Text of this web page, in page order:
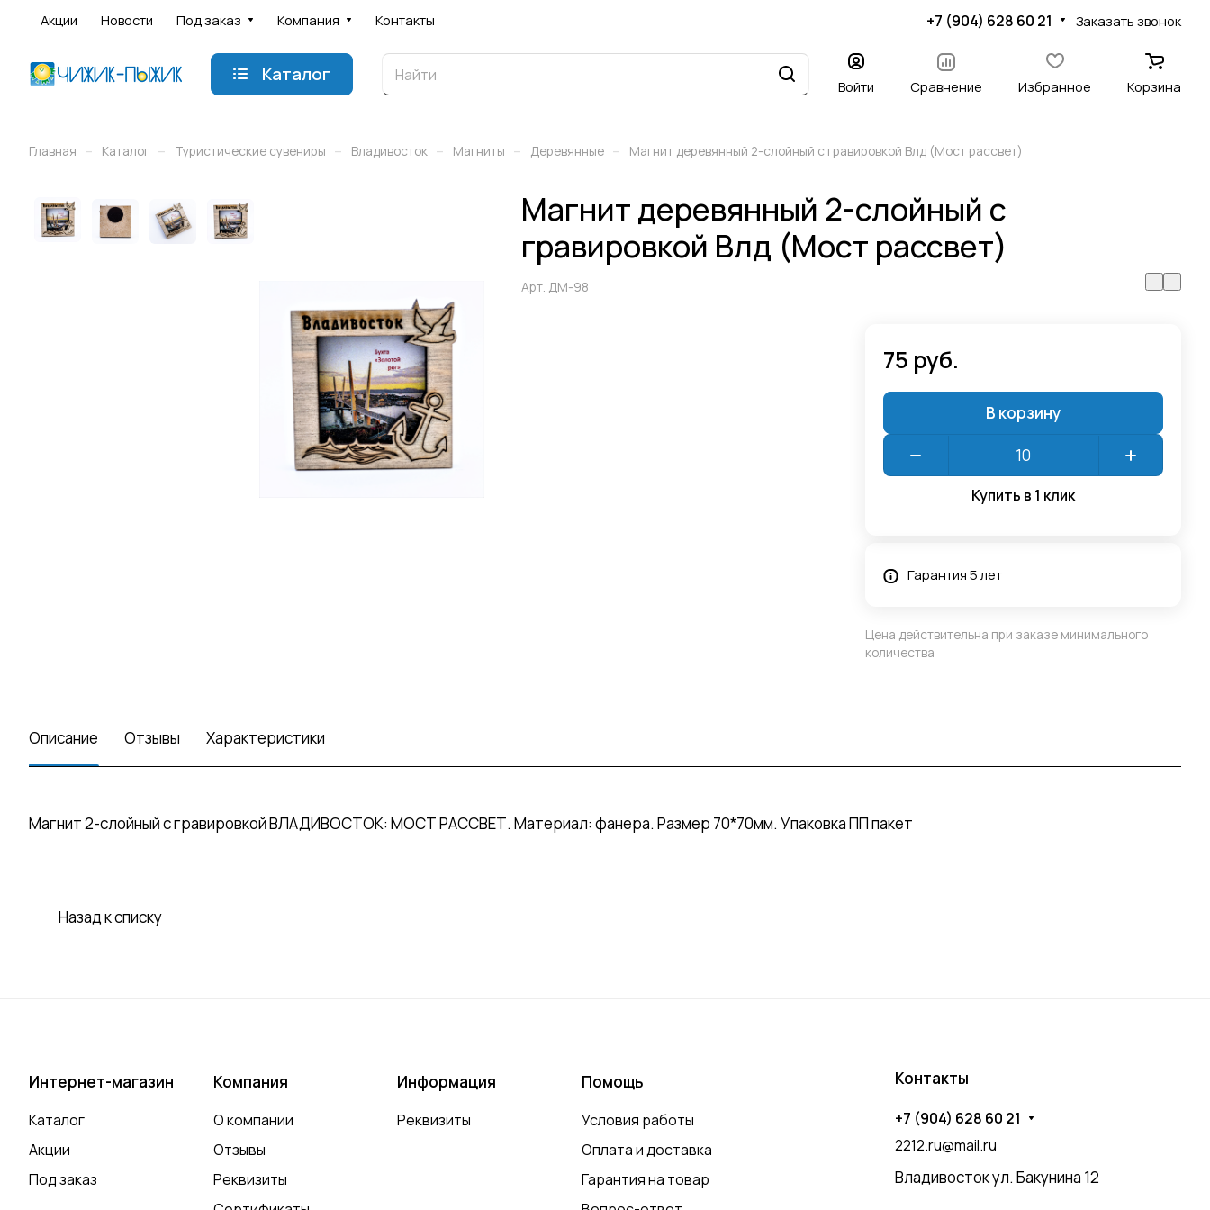
Акции Новости Под заказ Компания Контакты +7 (904) 628 60 21 Заказать звонок
Каталог
Войти Сравнение Избранное Корзина
Главная – Каталог – Туристические сувениры – Владивосток – Магниты – Деревянные – Магнит деревянный 2-слойный с гравировкой Влд (Мост рассвет)
Магнит деревянный 2-слойный с
гравировкой Влд (Мост рассвет)
Арт. ДМ-98
75 руб.
В корзину
Купить в 1 клик
Гарантия 5 лет
Цена действительна при заказе минимального
количества
Описание Отзывы Характеристики
Магнит 2-слойный с гравировкой ВЛАДИВОСТОК: МОСТ РАССВЕТ. Материал: фанера. Размер 70*70мм. Упаковка ПП пакет
Назад к списку
Интернет-магазин
Каталог
Акции
Под заказ
Компания
О компании
Отзывы
Реквизиты
Информация
Реквизиты
Помощь
Условия работы
Оплата и доставка
Гарантия на товар
Контакты
+7 (904) 628 60 21
2212.ru@mail.ru
Владивосток ул. Бакунина 12